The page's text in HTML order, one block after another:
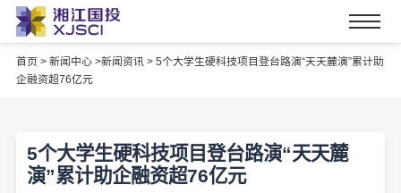
首页 > 新闻中心 >新闻资讯 > 5个大学生硬科技项目登台路演“天天麓演”累计助
企融资超76亿元
5个大学生硬科技项目登台路演“天天麓
演”累计助企融资超76亿元